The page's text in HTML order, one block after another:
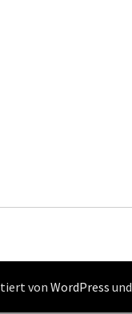
vonWordPress und